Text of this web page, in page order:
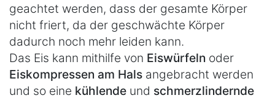
geachtet werden, dass der gesamte Körper
nicht friert, da der geschwächte Körper
dadurch noch mehr leiden kann.
Das Eis kann mithilfe von Eiswürfeln oder
Eiskompressen am Hals angebracht werden
und so eine kühlende und schmerzlindernde